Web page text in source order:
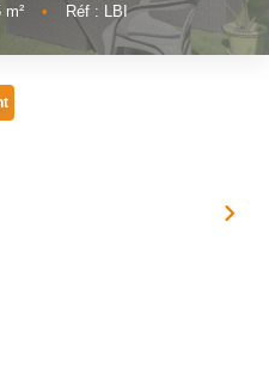
Bien
m² • Réf : LBI